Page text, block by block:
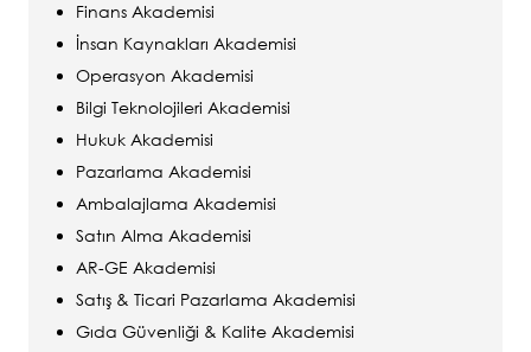
Finans Akademisi
İnsan Kaynakları Akademisi
Operasyon Akademisi
Bilgi Teknolojileri Akademisi
Hukuk Akademisi
Pazarlama Akademisi
Ambalajlama Akademisi
Satın Alma Akademisi
AR-GE Akademisi
Satış & Ticari Pazarlama Akademisi
Gıda Güvenliği & Kalite Akademisi